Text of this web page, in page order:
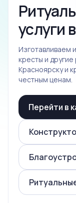
услуги
Изготавливаем
кресты и
Красноярску и
честным ценам.
Перейти в